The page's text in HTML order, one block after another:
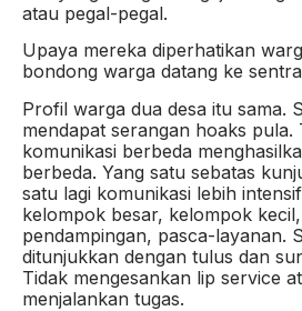
atau pegal-pegal.
Upaya mereka diperhatikan
bondong warga datang ke
Profil warga dua desa itu sama.
mendapat serangan hoaks pula.
komunikasi berbeda
berbeda. Yang satu sebatas
satu lagi komunikasi lebih
kelompok besar, kelompok
pendampingan, pasca-layanan.
ditunjukkan dengan tulus dan
Tidak mengesankan lip service
menjalankan tugas.